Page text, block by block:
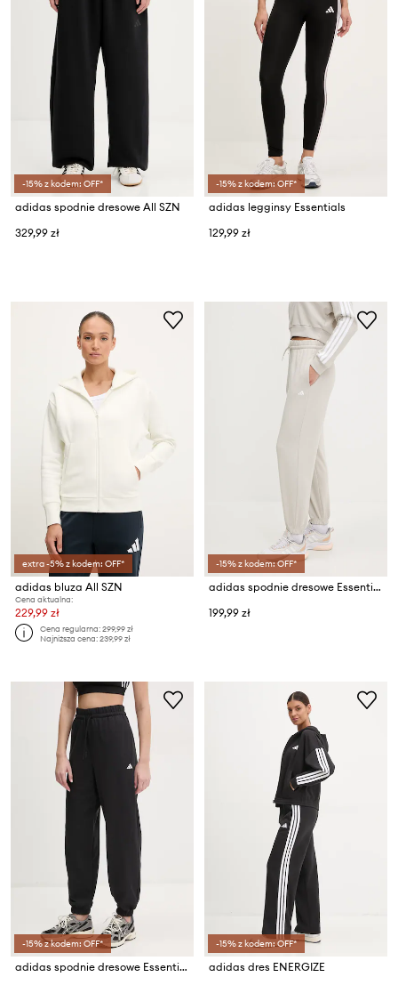
-15% z kodem: OFF*
adidas spodnie dresowe All SZN
329,99 zł
-15% z kodem: OFF*
adidas legginsy Essentials
129,99 zł
extra -5% z kodem: OFF*
adidas bluza All SZN
Cena aktualna:
229,99 zł
Cena regularna:299,99 zł
Najniższa cena:239,99 zł
-15% z kodem: OFF*
adidas spodnie dresowe Essentials
199,99 zł
-15% z kodem: OFF*
adidas spodnie dresowe Essentials
-15% z kodem: OFF*
adidas dres ENERGIZE